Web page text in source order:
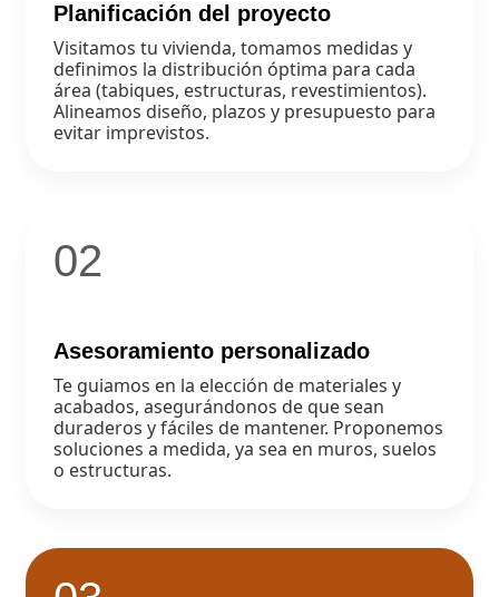
Planificación del proyecto
Visitamos tu vivienda, tomamos medidas y
definimos la distribución óptima para cada
área (tabiques, estructuras, revestimientos).
Alineamos diseño, plazos y presupuesto para
evitar imprevistos.
02
Asesoramiento personalizado
Te guiamos en la elección de materiales y
acabados, asegurándonos de que sean
duraderos y fáciles de mantener. Proponemos
soluciones a medida, ya sea en muros, suelos
o estructuras.